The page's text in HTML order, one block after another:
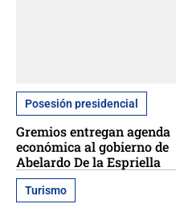
Posesión presidencial
Gremios entregan agenda
económica al gobierno de
Abelardo De la Espriella
Turismo